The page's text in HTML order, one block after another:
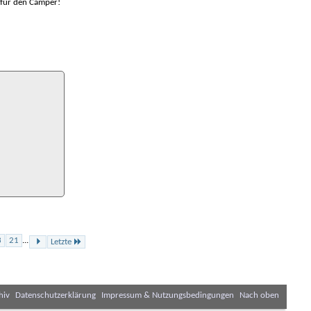
den Camper!
21 ... Letzte
Datenschutzerklärung Impressum & Nutzungsbedingungen Nach oben